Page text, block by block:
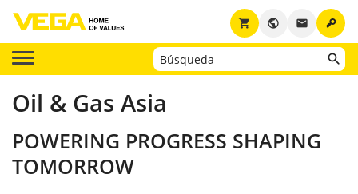
key
email
public
shopping_cart
Oil & Gas Asia
POWERING PROGRESS SHAPING
TOMORROW